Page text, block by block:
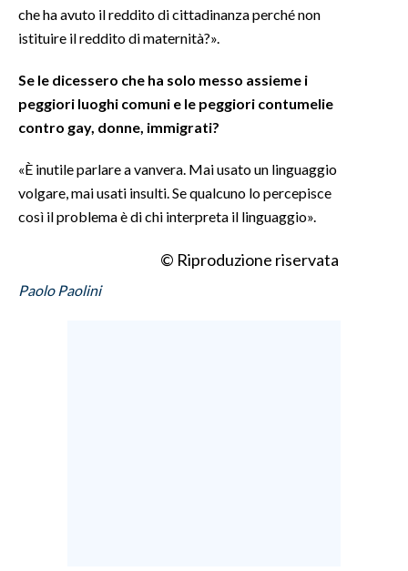
che ha avuto il reddito di cittadinanza perché non
istituire il reddito di maternità?».
Se le dicessero che ha solo messo assieme i
peggiori luoghi comuni e le peggiori contumelie
contro gay, donne, immigrati?
«È inutile parlare a vanvera. Mai usato un linguaggio
volgare, mai usati insulti. Se qualcuno lo percepisce
così il problema è di chi interpreta il linguaggio».
© Riproduzione riservata
Paolo Paolini